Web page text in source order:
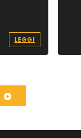
LEGGI